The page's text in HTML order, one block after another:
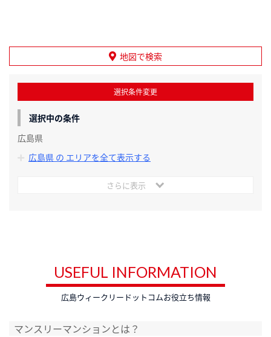
地図で検索
選択条件変更
選択中の条件
広島県
広島県 の エリアを全て表示する
さらに表示
USEFUL INFORMATION
広島ウィークリードットコムお役立ち情報
マンスリーマンションとは？